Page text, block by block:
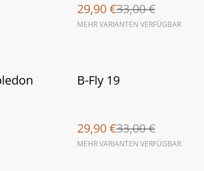
29,90 €33,00 €
MEHR VARIANTEN VERFÜGBAR
%
B-Fly 19
29,90 €33,00 €
MEHR VARIANTEN VERFÜGBAR